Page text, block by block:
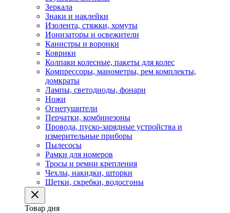
Зеркала
Знаки и наклейки
Изолента, стяжки, хомуты
Ионизаторы и освежители
Канистры и воронки
Коврики
Колпаки колесные, пакеты для колес
Компрессоры, манометры, рем комплекты,
домкраты
Лампы, светодиоды, фонари
Ножи
Огнетушители
Перчатки, комбинезоны
Провода, пуско-зарядные устройства и
измерительные приборы
Пылесосы
Рамки для номеров
Тросы и ремни крепления
Чехлы, накидки, шторки
Щетки, скребки, водосгоны
Товар дня